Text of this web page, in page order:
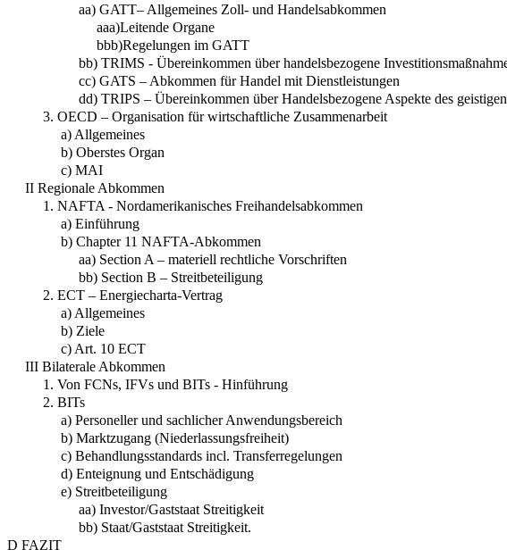
aa) GATT– Allgemeines Zoll- und Handelsabkommen
aaa)Leitende Organe
bbb)Regelungen im GATT
bb) TRIMS - Übereinkommen über handelsbezogene
cc) GATS – Abkommen für Handel mit Dienstleistungen
dd) TRIPS – Übereinkommen über Handelsbezogene Aspekte des
3. OECD – Organisation für wirtschaftliche Zusammenarbeit
a) Allgemeines
b) Oberstes Organ
c) MAI
II Regionale Abkommen
1. NAFTA - Nordamerikanisches Freihandelsabkommen
a) Einführung
b) Chapter 11 NAFTA-Abkommen
aa) Section A – materiell rechtliche Vorschriften
bb) Section B – Streitbeteiligung
2. ECT – Energiecharta-Vertrag
a) Allgemeines
b) Ziele
c) Art. 10 ECT
III Bilaterale Abkommen
1. Von FCNs, IFVs und BITs - Hinführung
2. BITs
a) Personeller und sachlicher Anwendungsbereich
b) Marktzugang (Niederlassungsfreiheit)
c) Behandlungsstandards incl. Transferregelungen
d) Enteignung und Entschädigung
e) Streitbeteiligung
aa) Investor/Gaststaat Streitigkeit
bb) Staat/Gaststaat Streitigkeit.
D FAZIT